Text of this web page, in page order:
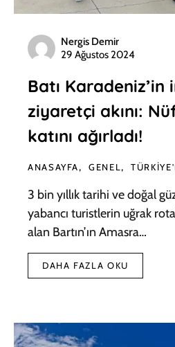
Nergis Demir
29 Ağustos 2024
Batı Karadeniz’in
ziyaretçi akını:
katını ağırladı!
ANASAYFA GENEL
3 bin yıllık tarihi ve doğal
yabancı turistlerin uğrak
alan Bartın’ın Amasra…
DAHA FAZLA OKU